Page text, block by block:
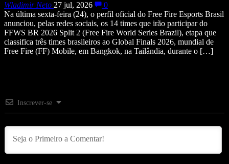
Wladimir Neto 27 jul, 2026
0
Na última sexta-feira (24), o perfil oficial do Free Fire Esports Brasil
anunciou, pelas redes sociais, os 14 times que irão participar do
FFWS BR 2026 Split 2 (Free Fire World Series Brazil), etapa que
classifica três times brasileiros ao Global Finals 2026, mundial de
Free Fire (FF) Mobile, em Bangkok, na Tailândia, durante o […]
Inscrever-se